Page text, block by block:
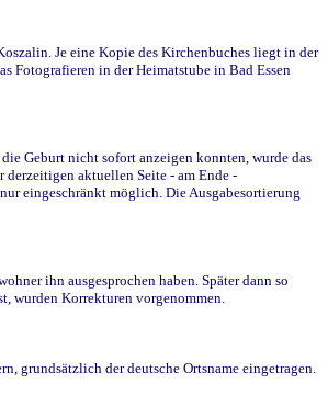
Je eine Kopie des Kirchenbuches liegt in der
Fotografieren in der Heimatstube in Bad Essen
Geburt nicht sofort anzeigen konnten, wurde das
derzeitigen aktuellen Seite - am Ende -
eingeschränkt möglich. Die Ausgabesortierung
ihn ausgesprochen haben. Später dann so
wurden Korrekturen vorgenommen.
grundsätzlich der deutsche Ortsname eingetragen.